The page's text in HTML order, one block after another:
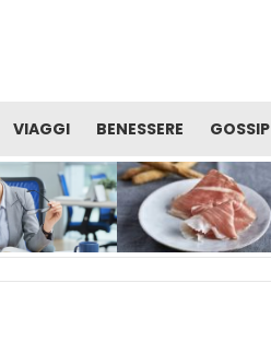
VIAGGI BENESSERE GOSSIP
RECUPERARE DANIELE: ALIMENTO